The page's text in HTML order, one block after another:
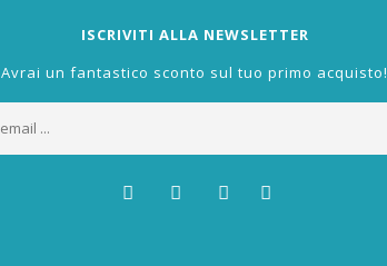
ISCRIVITI ALLA NEWSLETTER
Avrai un fantastico sconto sul tuo primo acquisto!